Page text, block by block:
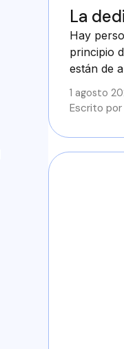
La
Hay
principio
están de
1 agosto
Escrito por